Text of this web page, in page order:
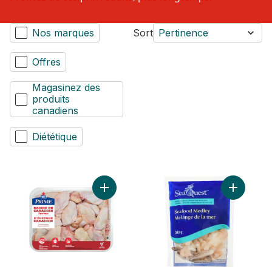
Nos marques
Offres
Magasinez des
produits
canadiens
Diététique
Sort Pertinence
Ajouter Ailes de poulet coupées,Ajouter